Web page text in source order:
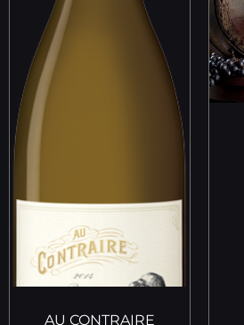
AU CONTRAIRE